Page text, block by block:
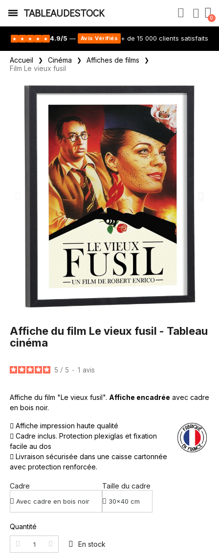
TABLEAUDESTOCK
★ ★ ★ ★ ★ 4.9/5 — Avis Vérifiés + de 15 000 clients satisfaits
Accueil Cinéma
Affiches de films
Film Le vieux fusil
Affiche du film Le vieux fusil - Tableau
cinéma
5 / 5 - 1 avis
Affiche du film "Le vieux fusil". Affiche encadrée avec cadre
en bois noir.
Affiche impression haute qualité
Cadre inclus. Protection plexiglas et fixation
facile au dos
Livraison sécurisée dans une caisse cartonnée
avec protection renforcée.
Cadre Taille du cadre
Quantité
En stock